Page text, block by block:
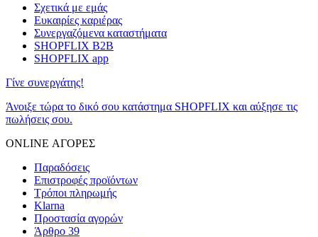
Σχετικά με εμάς
Ευκαιρίες καριέρας
Συνεργαζόμενα καταστήματα
SHOPFLIX B2B
SHOPFLIX app
Γίνε συνεργάτης!
Άνοιξε τώρα το δικό σου κατάστημα SHOPFLIX και αύξησε τις
πωλήσεις σου.
ONLINE ΑΓΟΡΕΣ
Παραδόσεις
Επιστροφές προϊόντων
Τρόποι πληρωμής
Klarna
Προστασία αγορών
Άρθρο 39